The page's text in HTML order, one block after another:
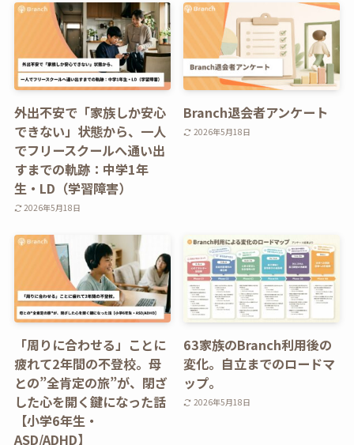
外出不安で「家族しか安心
できない」状態から、一人
でフリースクールへ通い出
すまでの軌跡：中学1年
生・LD（学習障害）
2026年5月18日
Branch退会者アンケート
2026年5月18日
「周りに合わせる」ことに
疲れて2年間の不登校。母
との”全肯定の旅”が、閉ざ
した心を開く鍵になった話
【小学6年生・
ASD/ADHD】
63家族のBranch利用後の
変化。自立までのロードマ
ップ。
2026年5月18日